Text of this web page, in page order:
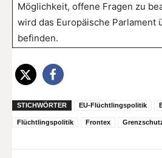
Möglichkeit, offene Fragen zu
wird das Europäische Parlament
befinden.
STICHWÖRTER EU-Flüchtlingspolitik
Flüchtlingspolitik Frontex